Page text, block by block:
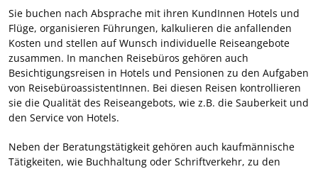
Sie buchen nach Absprache mit ihren KundInnen Hotels und
Flüge, organisieren Führungen, kalkulieren die anfallenden
Kosten und stellen auf Wunsch individuelle Reiseangebote
zusammen. In manchen Reisebüros gehören auch
Besichtigungsreisen in Hotels und Pensionen zu den Aufgaben
von ReisebüroassistentInnen. Bei diesen Reisen kontrollieren
sie die Qualität des Reiseangebots, wie z.B. die Sauberkeit und
den Service von Hotels.
Neben der Beratungstätigkeit gehören auch kaufmännische
Tätigkeiten, wie Buchhaltung oder Schriftverkehr, zu den